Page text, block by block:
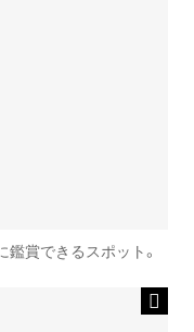
鑑賞できるスポット。